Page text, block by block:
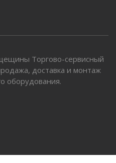
Торгово-сервисный
доставка и монтаж
оборудования.